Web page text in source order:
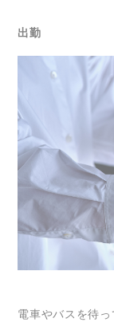
出勤
電車やバスを待